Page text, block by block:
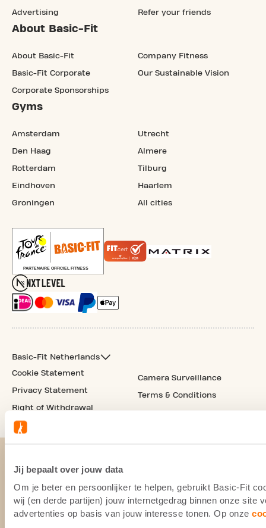
Jij bepaalt over jouw data
Om je beter en persoonlijker te helpen, gebruikt Basic-Fit
wij (en derde partijen) jouw internetgedrag binnen onze site
advertenties op basis van jouw interesse tonen. Op onze
Advertising Refer your friends
About Basic-Fit
About Basic-Fit
Basic-Fit Corporate
Corporate Sponsorships
Company Fitness
Our Sustainable Vision
Gyms
Amsterdam
Den Haag
Rotterdam
Eindhoven
Groningen
Utrecht
Almere
Tilburg
Haarlem
All cities
Basic-Fit Netherlands
Cookie Statement
Privacy Statement
Right of Withdrawal
Camera Surveillance
Terms & Conditions